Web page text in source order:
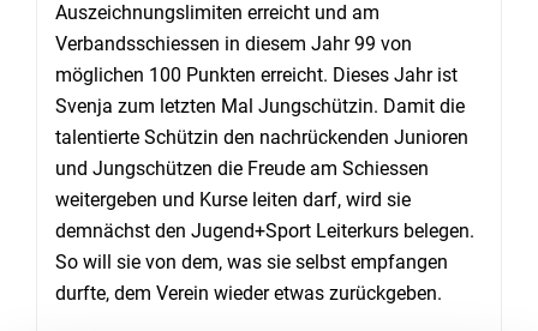
Auszeichnungslimiten erreicht und am
Verbandsschiessen in diesem Jahr 99 von
möglichen 100 Punkten erreicht. Dieses Jahr ist
Svenja zum letzten Mal Jungschützin. Damit die
talentierte Schützin den nachrückenden Junioren
und Jungschützen die Freude am Schiessen
weitergeben und Kurse leiten darf, wird sie
demnächst den Jugend+Sport Leiterkurs belegen.
So will sie von dem, was sie selbst empfangen
durfte, dem Verein wieder etwas zurückgeben.